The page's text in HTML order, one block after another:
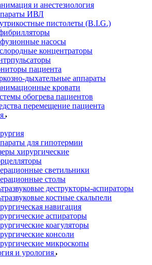
и анестезиология
ИВЛ
пистолеты (B.I.G.)
насосы
концентраторы
пациента
дыхательные аппараты
кровати
обогрева пациентов
перемещение пациента
для гипотермии
хирургические
светильники
столы
деструкторы-аспираторы
костные скальпели
навигация
аспираторы
коагуляторы
консоли
микроскопы
и урология